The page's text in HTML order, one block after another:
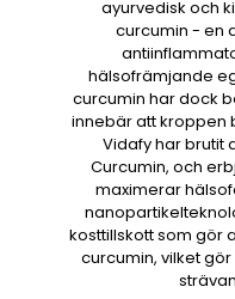
ayurvedisk och
curcumin - en
hälsofrämjande
curcumin har dock
innebär att kroppen
Vidafy har brutit
Curcumin, och
maximerar
kosttillskott som gör
curcumin, vilket